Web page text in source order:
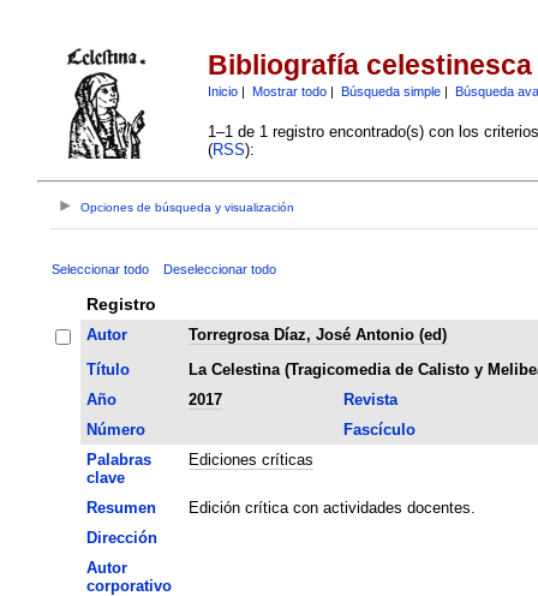
Bibliografía celestinesca
Inicio| Mostrar todo| Búsqueda simple| Búsqueda
1–1 de 1 registro encontrado(s) con los
(RSS):
Opciones de búsqueda y visualización
Seleccionar todo Deseleccionar todo
Registro
Autor
Torregrosa Díaz, José Antonio (ed)
Título
La Celestina (Tragicomedia de Calisto y
Año
2017
Revista
Número
Fascículo
Palabras
clave
Ediciones críticas
Resumen
Edición crítica con actividades docentes.
Dirección
Autor
corporativo